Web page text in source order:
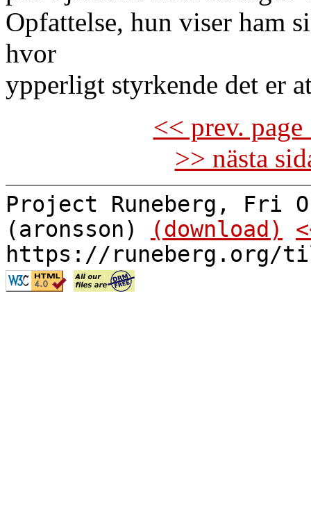
Opfattelse, hun viser ham
hvor
ypperligt styrkende det er
<< prev.
>> nästa
Project Runeberg, Fri
(aronsson)
(download)
https://runeberg.org/